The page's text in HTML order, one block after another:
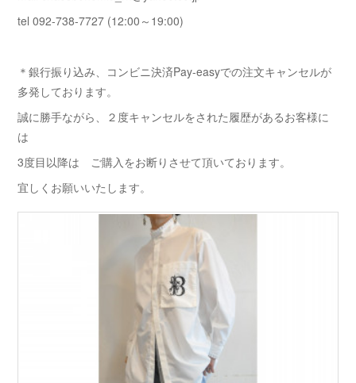
tel 092-738-7727 (12:00～19:00)
＊銀行振り込み、コンビニ決済Pay-easyでの注文キャンセルが
多発しております。
誠に勝手ながら、２度キャンセルをされた履歴があるお客様に
は
3度目以降は ご購入をお断りさせて頂いております。
宜しくお願いいたします。